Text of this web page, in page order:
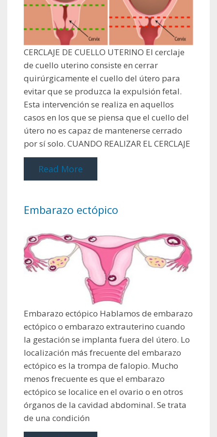
CERCLAJE DE CUELLO UTERINO El cerclaje
de cuello uterino consiste en cerrar
quirúrgicamente el cuello del útero para
evitar que se produzca la expulsión fetal.
Esta intervención se realiza en aquellos
casos en los que se piensa que el cuello del
útero no es capaz de mantenerse cerrado
por sí solo. CUANDO REALIZAR EL CERCLAJE
Read More
Embarazo ectópico
Embarazo ectópico Hablamos de embarazo
ectópico o embarazo extrauterino cuando
la gestación se implanta fuera del útero. Lo
localización más frecuente del embarazo
ectópico es la trompa de falopio. Mucho
menos frecuente es que el embarazo
ectópico se localice en el ovario o en otros
órganos de la cavidad abdominal. Se trata
de una condición